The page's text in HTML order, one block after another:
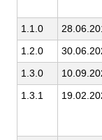
1.1.0
1.2.0
1.3.0
1.3.1